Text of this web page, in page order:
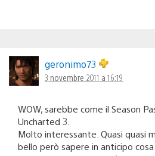
geronimo73
3 novembre 2011 a 16:19
WOW, sarebbe come il Season
Uncharted 3.
Molto interessante. Quasi quasi
bello però sapere in anticipo